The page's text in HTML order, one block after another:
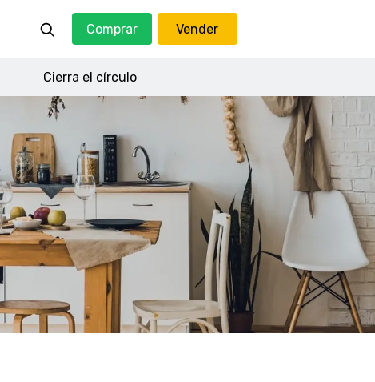
Comprar Vender
Cierra el círculo